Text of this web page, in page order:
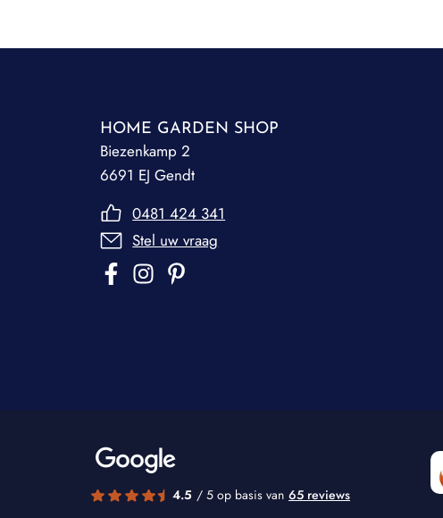
HOME GARDEN SHOP
Biezenkamp 2
6691 EJ Gendt
0481 424 341
Stel uw vraag
4.5 / 5 op basis van 65 reviews